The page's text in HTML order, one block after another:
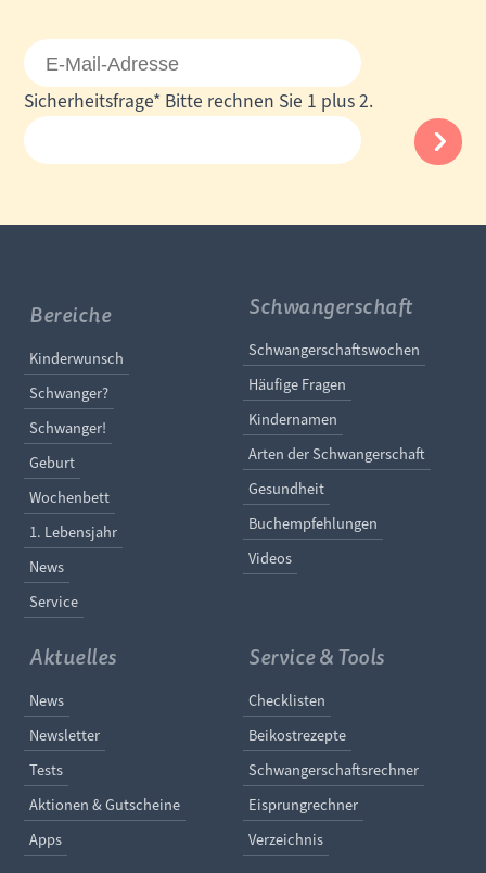
E-
Mail-
Adresse
Pflichtfeld
Sicherheitsfrage* Bitte rechnen Sie 1 plus 2.
Bereiche
Navigation überspringen
Kinderwunsch
Schwanger?
Schwanger!
Geburt
Wochenbett
1. Lebensjahr
News
Service
Schwangerschaft
Navigation
Schwangerschaftswochen
Häufige Fragen
Kindernamen
Arten der Schwangerschaft
Gesundheit
Buchempfehlungen
Videos
Aktuelles
Navigation überspringen
News
Newsletter
Tests
Aktionen & Gutscheine
Apps
Service & Tools
Navigation
Checklisten
Beikostrezepte
Schwangerschaftsrechner
Eisprungrechner
Verzeichnis